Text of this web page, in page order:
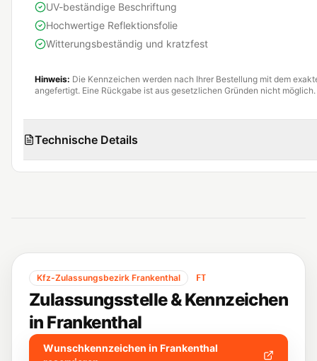
UV-beständige Beschriftung
Hochwertige Reflektionsfolie
Witterungsbeständig und kratzfest
Hinweis: Die Kennzeichen werden nach Ihrer Bestellung mit dem
angefertigt. Eine Rückgabe ist aus gesetzlichen Gründen nicht möglich.
Technische Details
Kfz-Zulassungsbezirk Frankenthal FT
Zulassungsstelle & Kennzeichen
in Frankenthal
Wunschkennzeichen in Frankenthal